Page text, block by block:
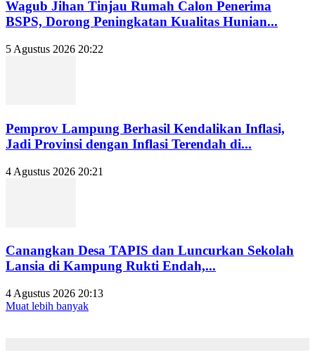
Wagub Jihan Tinjau Rumah Calon Penerima
BSPS, Dorong Peningkatan Kualitas Hunian...
5 Agustus 2026 20:22
Pemprov Lampung Berhasil Kendalikan Inflasi,
Jadi Provinsi dengan Inflasi Terendah di...
4 Agustus 2026 20:21
Canangkan Desa TAPIS dan Luncurkan Sekolah
Lansia di Kampung Rukti Endah,...
4 Agustus 2026 20:13
Muat lebih banyak